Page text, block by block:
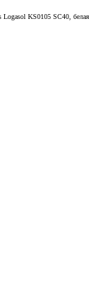
Logasol KS0105 SC40, белая